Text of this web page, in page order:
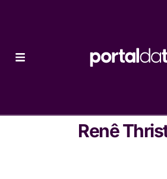
Renê